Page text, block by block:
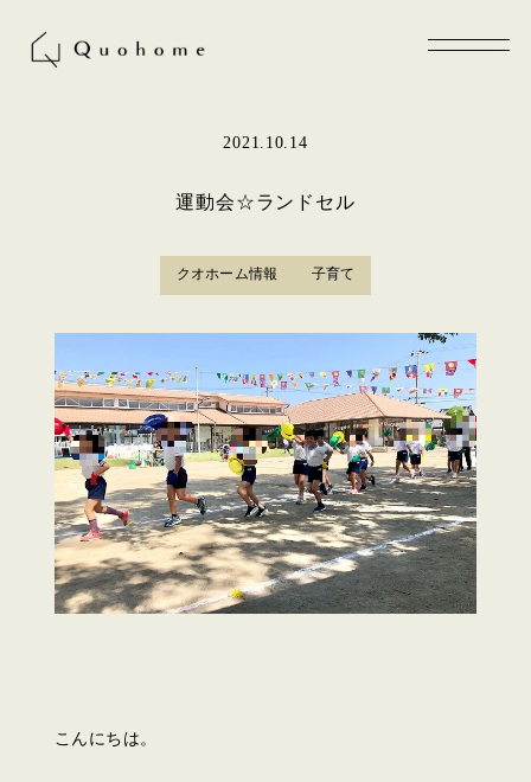
2021.10.14
運動会☆ランドセル
クオホーム情報 子育て
こんにちは。